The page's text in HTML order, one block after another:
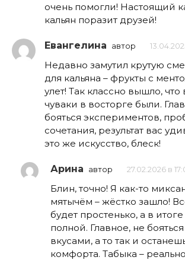
очень помогли! Настоящий
кальян поразит друзей!
Евангелина автор
Недавно замутил крутую
для кальяна – фрукты с
улет! Так классно вышло, что
чуваки в восторге были.
бояться экспериментов,
сочетания, результат вас
это же искусство, блеск!
Арина автор 27.02.2026 в
Блин, точно! Я как-то
мятычём – жёстко зашло!
будет простенько, а в
полной. Главное, не
вкусами, а то так и
комфорта. Табыка –